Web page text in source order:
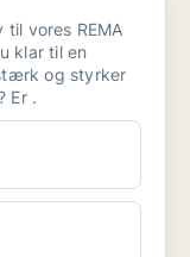
vores REMA
klar til en
og styrker
Er .